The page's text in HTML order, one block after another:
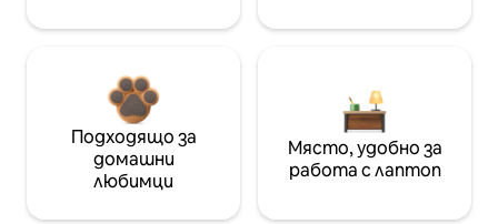
Подходящо за
домашни
любимци
Място, удобно за
работа с лаптоп